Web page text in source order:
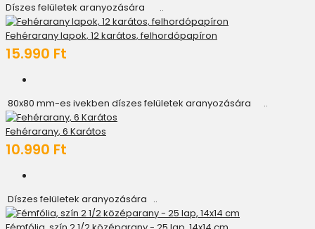
Díszes felületek aranyozására ..
Fehérarany lapok, 12 karátos, felhordópapíron
15.990 Ft
80x80 mm-es ivekben díszes felületek aranyozására ..
Fehérarany, 6 Karátos
10.990 Ft
Díszes felületek aranyozására ..